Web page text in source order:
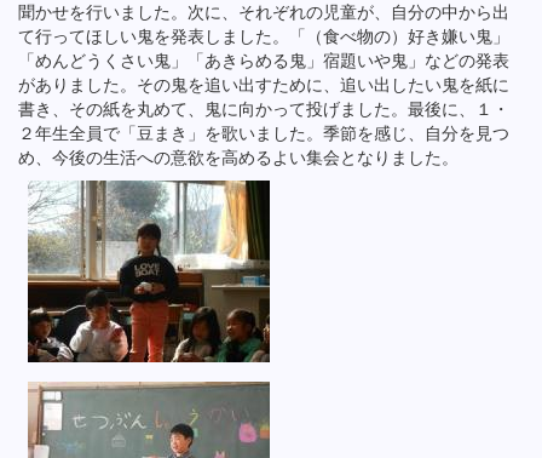
聞かせを行いました。次に、それぞれの児童が、自分の中から出
て行ってほしい鬼を発表しました。「（食べ物の）好き嫌い鬼」
「めんどうくさい鬼」「あきらめる鬼」宿題いや鬼」などの発表
がありました。その鬼を追い出すために、追い出したい鬼を紙に
書き、その紙を丸めて、鬼に向かって投げました。最後に、１・
２年生全員で「豆まき」を歌いました。季節を感じ、自分を見つ
め、今後の生活への意欲を高めるよい集会となりました。